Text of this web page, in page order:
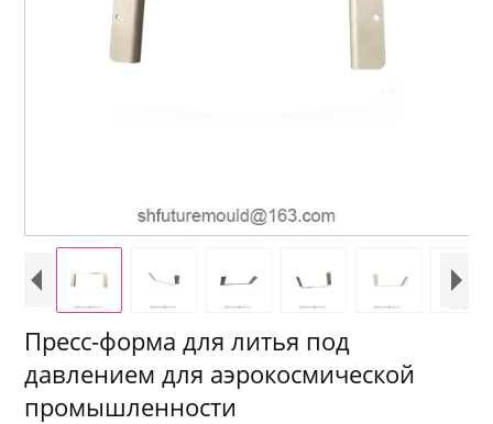
Пресс-форма для литья под
давлением для аэрокосмической
промышленности